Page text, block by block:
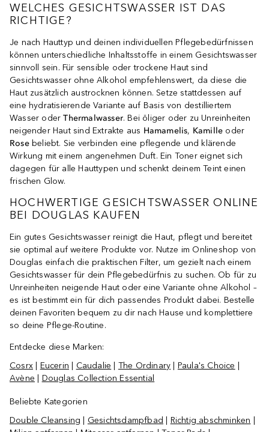
WELCHES GESICHTSWASSER IST DAS
RICHTIGE?
Je nach Hauttyp und deinen individuellen Pflegebedürfnissen
können unterschiedliche Inhaltsstoffe in einem Gesichtswasser
sinnvoll sein. Für sensible oder trockene Haut sind
Gesichtswasser ohne Alkohol empfehlenswert, da diese die
Haut zusätzlich austrocknen können. Setze stattdessen auf
eine hydratisierende Variante auf Basis von destilliertem
Wasser oderThermalwasser. Bei öliger oder zu Unreinheiten
neigender Haut sind Extrakte aus Hamamelis, Kamille oder
Rosebeliebt. Sie verbinden eine pflegende und klärende
Wirkung mit einem angenehmen Duft. Ein Toner eignet sich
dagegen für alle Hauttypen und schenkt deinem Teint einen
frischen Glow.
HOCHWERTIGE GESICHTSWASSER ONLINE
BEI DOUGLAS KAUFEN
Ein gutes Gesichtswasser reinigt die Haut, pflegt und bereitet
sie optimal auf weitere Produkte vor. Nutze im Onlineshop von
Douglas einfach die praktischen Filter, um gezielt nach einem
Gesichtswasser für dein Pflegebedürfnis zu suchen. Ob für zu
Unreinheiten neigende Haut oder eine Variante ohne Alkohol –
es ist bestimmt ein für dich passendes Produkt dabei. Bestelle
deinen Favoriten bequem zu dir nach Hause und komplettiere
so deine Pflege-Routine.
Entdecke diese Marken:
Cosrx
Eucerin Caudalie The Ordinary Paula's Choice
Avène
Douglas Collection Essential
Beliebte Kategorien
Double Cleansing
Gesichtsdampfbad Richtig abschminken